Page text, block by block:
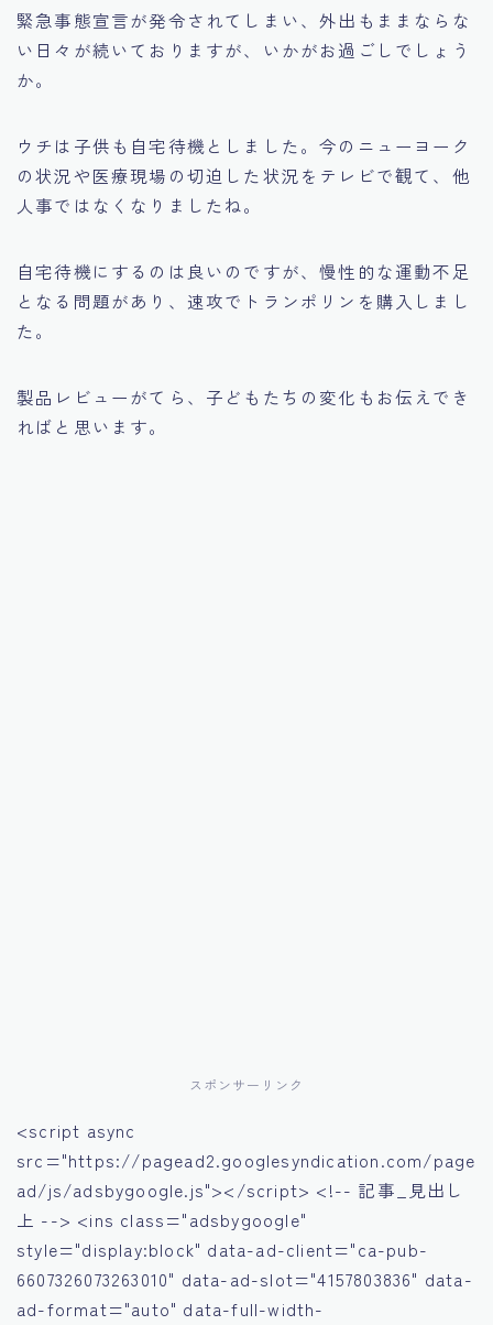
緊急事態宣言が発令されてしまい、外出もままならな
い日々が続いておりますが、いかがお過ごしでしょう
か。
ウチは子供も自宅待機としました。今のニューヨーク
の状況や医療現場の切迫した状況をテレビで観て、他
人事ではなくなりましたね。
自宅待機にするのは良いのですが、慢性的な運動不足
となる問題があり、速攻でトランポリンを購入しまし
た。
製品レビューがてら、子どもたちの変化もお伝えでき
ればと思います。
スポンサーリンク
<script async
src="https://pagead2.googlesyndication.com/page
ad/js/adsbygoogle.js"></script> <!-- 記事_見出し
上 --> <ins class="adsbygoogle"
style="display:block" data-ad-client="ca-pub-
6607326073263010" data-ad-slot="4157803836" data-
ad-format="auto" data-full-width-